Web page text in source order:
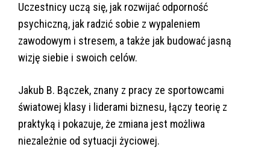
Uczestnicy uczą się, jak rozwijać odporność
psychiczną, jak radzić sobie z wypaleniem
zawodowym i stresem, a także jak budować jasną
wizję siebie i swoich celów.
Jakub B. Bączek, znany z pracy ze sportowcami
światowej klasy i liderami biznesu, łączy teorię z
praktyką i pokazuje, że zmiana jest możliwa
niezależnie od sytuacji życiowej.